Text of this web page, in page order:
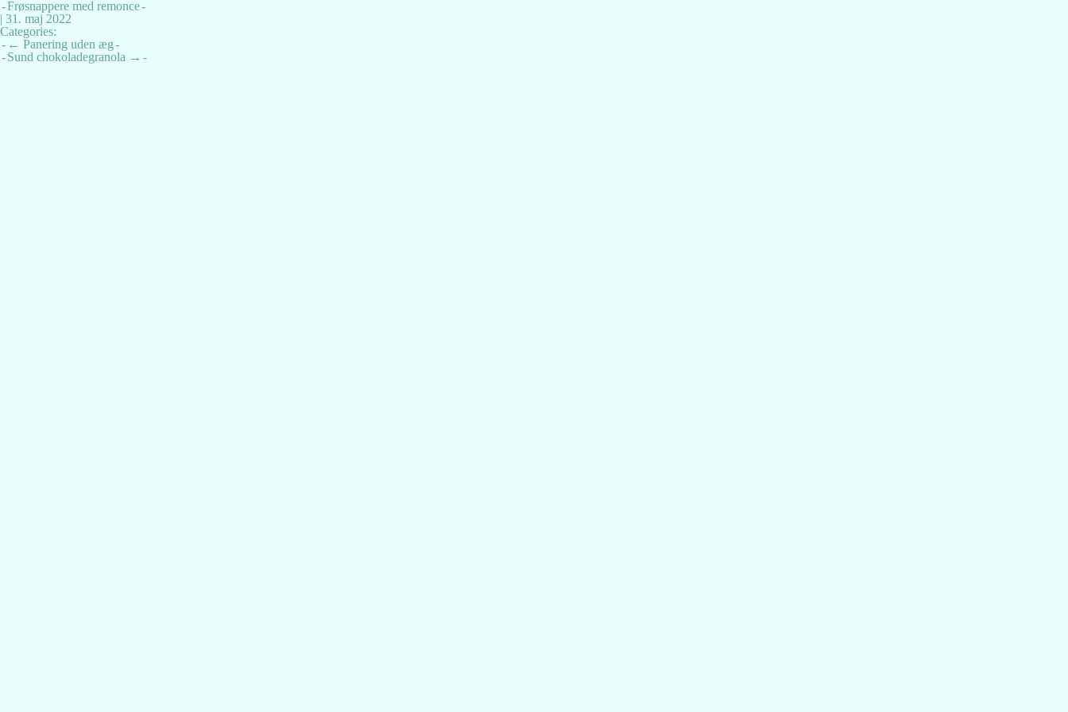
Frøsnappere med remonce
| 31. maj 2022
Categories:
Indlægsnavigation
← Panering uden æg
Sund chokoladegranola →